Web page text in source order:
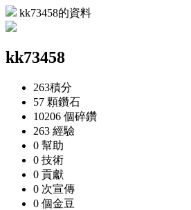
kk73458的資料
kk73458
263積分
57 顆鑽石
10206 個碎鑽
263 經驗
0 幫助
0 技術
0 貢獻
0 次宣傳
0 個金豆